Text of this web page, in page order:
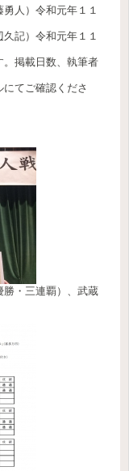
人）令和元年１１
記）令和元年１１
掲載日数、執筆者
てご確認くださ
勝・三連覇）、武蔵